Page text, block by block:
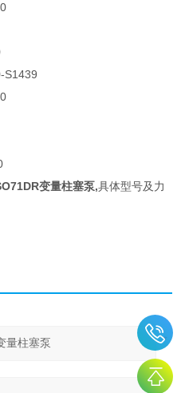
S1439
变量柱塞泵,具体型号及力